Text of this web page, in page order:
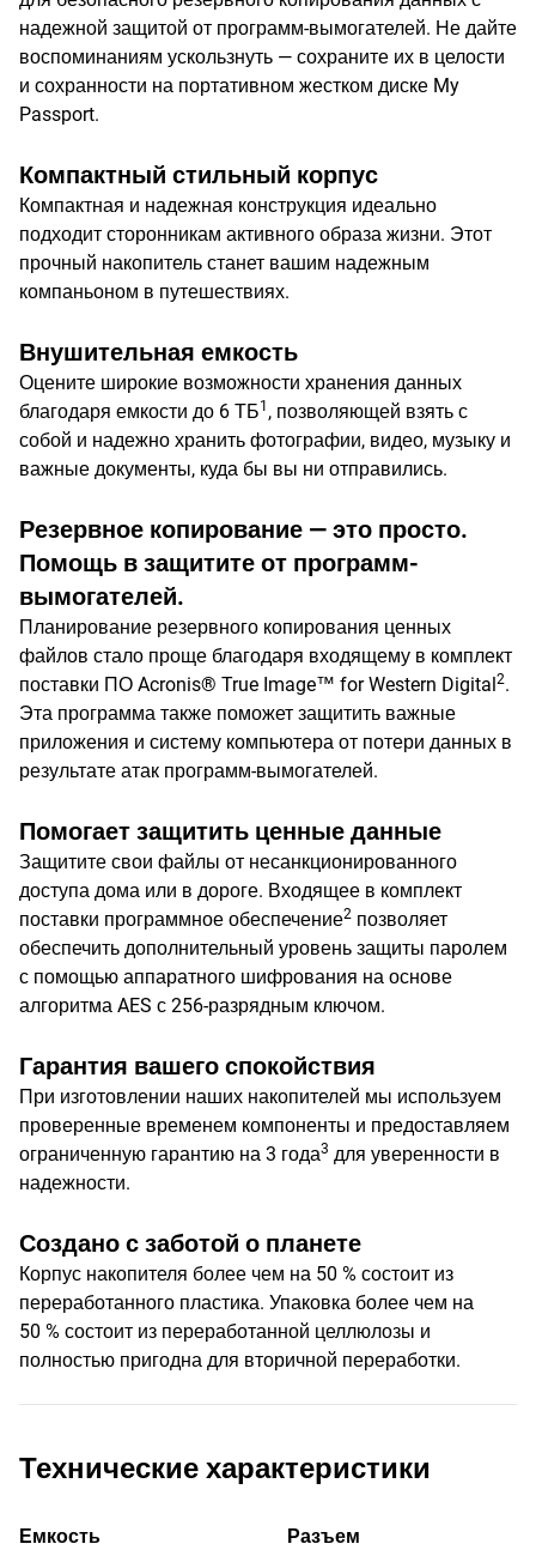
надежной защитой от программ-вымогателей. Не дайте
воспоминаниям ускользнуть — сохраните их в целости
и сохранности на портативном жестком диске My
Passport.
Компактный стильный корпус
Компактная и надежная конструкция идеально
подходит сторонникам активного образа жизни. Этот
прочный накопитель станет вашим надежным
компаньоном в путешествиях.
Внушительная емкость
Оцените широкие возможности хранения данных
благодаря емкости до 6 ТБ1 , позволяющей взять с
собой и надежно хранить фотографии, видео, музыку и
важные документы, куда бы вы ни отправились.
Резервное копирование — это просто.
Помощь в защитите от программ-
вымогателей.
Планирование резервного копирования ценных
файлов стало проще благодаря входящему в комплект
поставки ПО Acronis® True Image™ for Western Digital2.
Эта программа также поможет защитить важные
приложения и систему компьютера от потери данных в
результате атак программ-вымогателей.
Помогает защитить ценные данные
Защитите свои файлы от несанкционированного
доступа дома или в дороге. Входящее в комплект
поставки программное обеспечение2 позволяет
обеспечить дополнительный уровень защиты паролем
с помощью аппаратного шифрования на основе
алгоритма AES с 256-разрядным ключом.
Гарантия вашего спокойствия
При изготовлении наших накопителей мы используем
проверенные временем компоненты и предоставляем
ограниченную гарантию на 3 года3 для уверенности в
надежности.
Создано с заботой о планете
Корпус накопителя более чем на 50 % состоит из
переработанного пластика. Упаковка более чем на
50 % состоит из переработанной целлюлозы и
полностью пригодна для вторичной переработки.
Технические характеристики
Емкость Разъем